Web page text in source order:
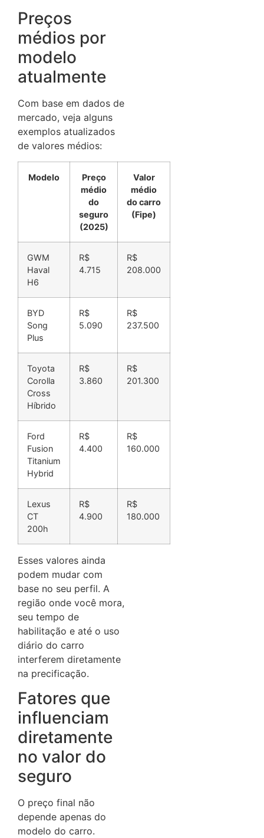
Preços
médios por
modelo
atualmente
Com base em dados de
mercado, veja alguns
exemplos atualizados
de valores médios:
Modelo
Preço
médio
do
seguro
(2025)
Valor
médio
do carro
(Fipe)
GWM
Haval
H6
R$
4.715
R$
208.000
BYD
Song
Plus
R$
5.090
R$
237.500
Toyota
Corolla
Cross
Híbrido
R$
3.860
R$
201.300
Ford
Fusion
Titanium
Hybrid
R$
4.400
R$
160.000
Lexus
CT
200h
R$
4.900
R$
180.000
Esses valores ainda
podem mudar com
base no seu perfil. A
região onde você mora,
seu tempo de
habilitação e até o uso
diário do carro
interferem diretamente
na precificação.
Fatores que
influenciam
diretamente
no valor do
seguro
O preço final não
depende apenas do
modelo do carro.